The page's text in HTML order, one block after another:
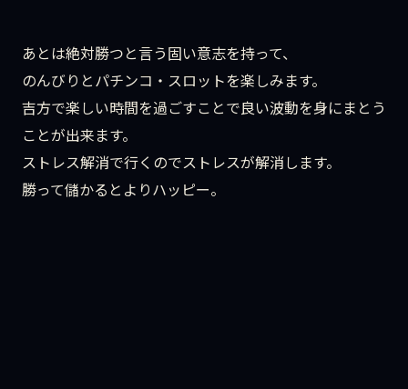
あとは絶対勝つと言う固い意志を持って、
のんびりとパチンコ・スロットを楽しみます。
吉方で楽しい時間を過ごすことで良い波動を身にまとう
ことが出来ます。
ストレス解消で行くのでストレスが解消します。
勝って儲かるとよりハッピー。